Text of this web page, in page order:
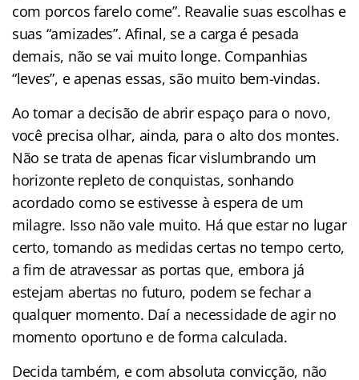
com porcos farelo come”. Reavalie suas escolhas e
suas “amizades”. Afinal, se a carga é pesada
demais, não se vai muito longe. Companhias
“leves”, e apenas essas, são muito bem-vindas.
Ao tomar a decisão de abrir espaço para o novo,
você precisa olhar, ainda, para o alto dos montes.
Não se trata de apenas ficar vislumbrando um
horizonte repleto de conquistas, sonhando
acordado como se estivesse à espera de um
milagre. Isso não vale muito. Há que estar no lugar
certo, tomando as medidas certas no tempo certo,
a fim de atravessar as portas que, embora já
estejam abertas no futuro, podem se fechar a
qualquer momento. Daí a necessidade de agir no
momento oportuno e de forma calculada.
Decida também, e com absoluta convicção, não